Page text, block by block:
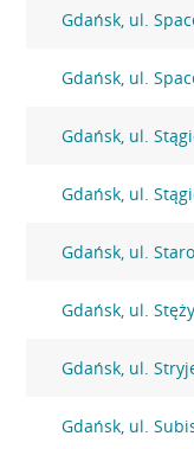
Gdańsk, ul.
Gdańsk, ul.
Gdańsk, ul.
Gdańsk, ul.
Gdańsk, ul.
Gdańsk, ul.
Gdańsk, ul.
Gdańsk, ul.